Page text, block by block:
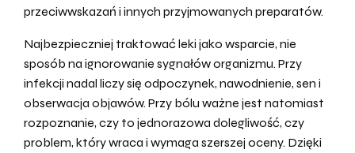
przeciwwskazań i innych przyjmowanych preparatów.
Najbezpieczniej traktować leki jako wsparcie, nie
sposób na ignorowanie sygnałów organizmu. Przy
infekcji nadal liczy się odpoczynek, nawodnienie, sen i
obserwacja objawów. Przy bólu ważne jest natomiast
rozpoznanie, czy to jednorazowa dolegliwość, czy
problem, który wraca i wymaga szerszej oceny. Dzięki